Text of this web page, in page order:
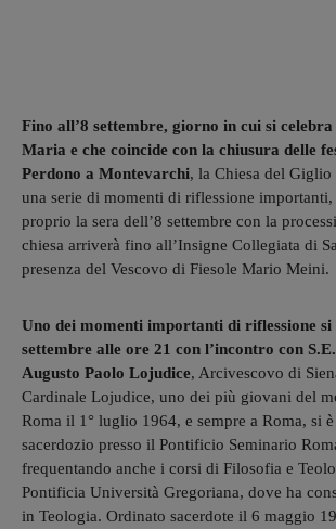
Fino all’8 settembre, giorno in cui si
Maria e che coincide con la chiusura delle
Perdono a Montevarchi, la Chiesa del Giglio
una serie di momenti di riflessione
proprio la sera dell’8 settembre con la
chiesa arriverà fino all’Insigne Collegiata di
presenza del Vescovo di Fiesole Mario Meini.
Uno dei momenti importanti di riflessione si
settembre alle ore 21 con l’incontro con
Augusto Paolo Lojudice, Arcivescovo di
Cardinale Lojudice, uno dei più giovani del
Roma il 1° luglio 1964, e sempre a Roma, si
sacerdozio presso il Pontificio Seminario
frequentando anche i corsi di Filosofia e
Pontificia Università Gregoriana, dove ha
in Teologia. Ordinato sacerdote il 6 maggio